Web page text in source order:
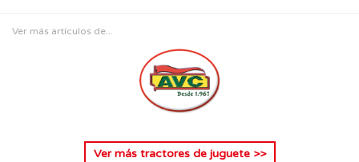
Ver más artículos de...
Ver más tractores de juguete>>